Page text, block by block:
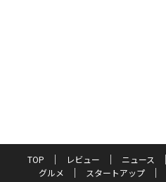
TOP レビュー ニュース
グルメ
スタートアップ